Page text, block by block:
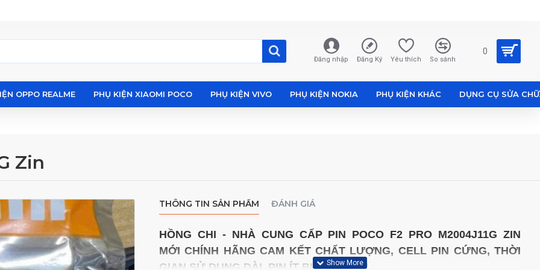
Đăng nhập Đăng Ký Yêu thích So sánh
0
OPPO REALME PHỤ KIỆN XIAOMI POCO PHỤ KIỆN VIVO PHỤ KIỆN NOKIA PHỤ KIỆN KHÁC DỤNG CỤ SỬA
Zin
THÔNG TIN SẢN PHẨM ĐÁNH GIÁ
HỒNG CHI - NHÀ CUNG CẤP PIN POCO F2 PRO M2004J11G ZIN
MỚICHÍNH HÃNGCAM KẾT CHẤT LƯỢNG, CELL PIN CỨNG, THỜI
GIAN SỬ DỤNG DÀI, PIN ÍT BỊ CHAI PHÙ